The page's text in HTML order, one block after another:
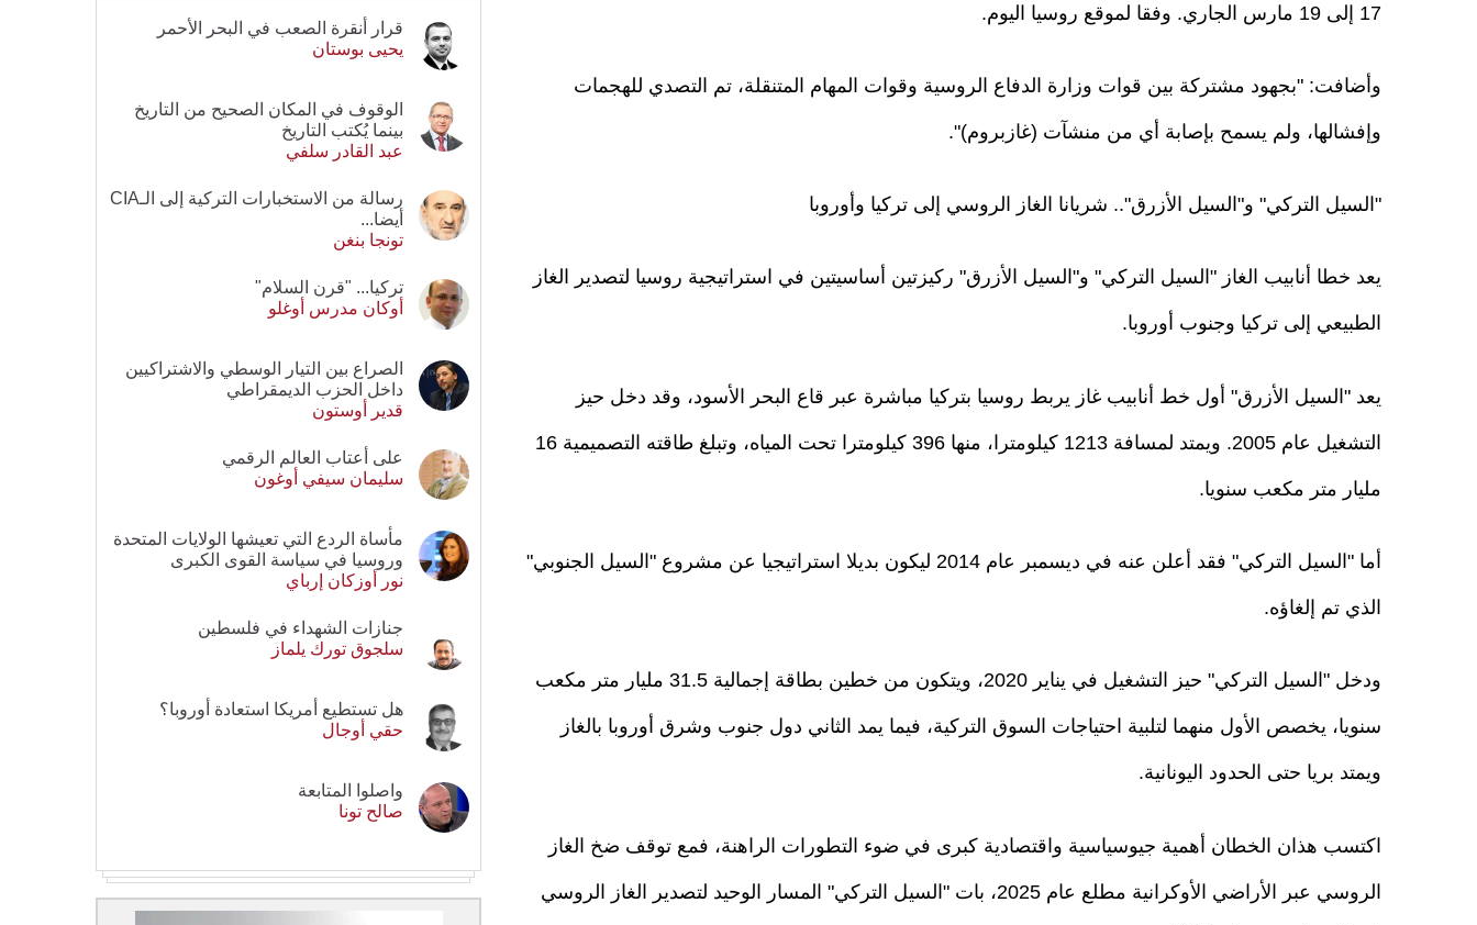
17 إلى 19 مارس الجاري. وفقا لموقع روسيا اليوم.
وأضافت: "بجهود مشتركة بين قوات وزارة الدفاع الروسية وقوات المهام المتنقلة، تم التصدي للهجمات
وإفشالها، ولم يسمح بإصابة أي من منشآت (غازبروم)".
"السيل التركي" و"السيل الأزرق".. شريانا الغاز الروسي إلى تركيا وأوروبا
يعد خطا أنابيب الغاز "السيل التركي" و"السيل الأزرق" ركيزتين أساسيتين في استراتيجية روسيا لتصدير الغاز
الطبيعي إلى تركيا وجنوب أوروبا.
يعد "السيل الأزرق" أول خط أنابيب غاز يربط روسيا بتركيا مباشرة عبر قاع البحر الأسود، وقد دخل حيز
التشغيل عام 2005. ويمتد لمسافة 1213 كيلومترا، منها 396 كيلومترا تحت المياه، وتبلغ طاقته التصميمية 16
مليار متر مكعب سنويا.
أما "السيل التركي" فقد أعلن عنه في ديسمبر عام 2014 ليكون بديلا استراتيجيا عن مشروع "السيل الجنوبي"
الذي تم إلغاؤه.
ودخل "السيل التركي" حيز التشغيل في يناير 2020، ويتكون من خطين بطاقة إجمالية 31.5 مليار متر مكعب
سنويا، يخصص الأول منهما لتلبية احتياجات السوق التركية، فيما يمد الثاني دول جنوب وشرق أوروبا بالغاز
ويمتد بريا حتى الحدود اليونانية.
اكتسب هذان الخطان أهمية جيوسياسية واقتصادية كبرى في ضوء التطورات الراهنة، فمع توقف ضخ الغاز
الروسي عبر الأراضي الأوكرانية مطلع عام 2025، بات "السيل التركي" المسار الوحيد لتصدير الغاز الروسي
قرار أنقرة الصعب في البحر الأحمر
يحيى بوستان
الوقوف في المكان الصحيح من التاريخ
بينما يُكتب التاريخ
عبد القادر سلفي
رسالة من الاستخبارات التركية إلى الـCIA
أيضا...
تونجا بنغن
تركيا... "قرن السلام"
أوكان مدرس أوغلو
الصراع بين التيار الوسطي والاشتراكيين
داخل الحزب الديمقراطي
قدير أوستون
على أعتاب العالم الرقمي
سليمان سيفي أوغون
مأساة الردع التي تعيشها الولايات المتحدة
وروسيا في سياسة القوى الكبرى
نور أوزكان إرباي
جنازات الشهداء في فلسطين
سلجوق تورك يلماز
هل تستطيع أمريكا استعادة أوروبا؟
حقي أوجال
واصلوا المتابعة
صالح تونا